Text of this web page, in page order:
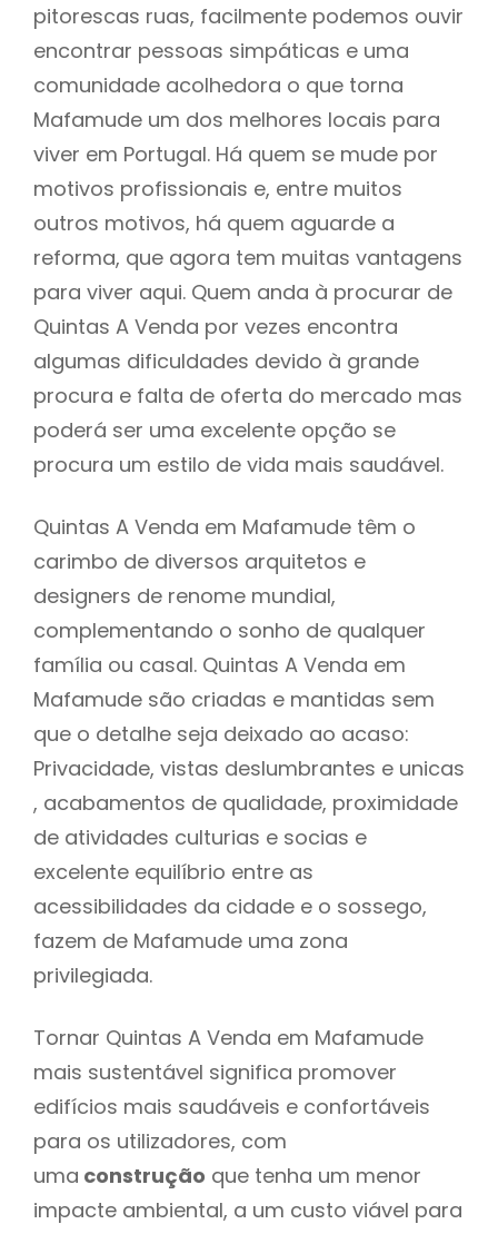
pitorescas ruas, facilmente podemos ouvir
encontrar pessoas simpáticas e uma
comunidade acolhedora o que torna
Mafamude um dos melhores locais para
viver em Portugal. Há quem se mude por
motivos profissionais e, entre muitos
outros motivos, há quem aguarde a
reforma, que agora tem muitas vantagens
para viver aqui. Quem anda à procurar de
Quintas A Venda por vezes encontra
algumas dificuldades devido à grande
procura e falta de oferta do mercado mas
poderá ser uma excelente opção se
procura um estilo de vida mais saudável.
Quintas A Venda em Mafamude têm o
carimbo de diversos arquitetos e
designers de renome mundial,
complementando o sonho de qualquer
família ou casal. Quintas A Venda em
Mafamude são criadas e mantidas sem
que o detalhe seja deixado ao acaso:
Privacidade, vistas deslumbrantes e unicas
, acabamentos de qualidade, proximidade
de atividades culturias e socias e
excelente equilíbrio entre as
acessibilidades da cidade e o sossego,
fazem de Mafamude uma zona
privilegiada.
Tornar Quintas A Venda em Mafamude
mais sustentável significa promover
edifícios mais saudáveis e confortáveis
para os utilizadores, com
uma construção que tenha um menor
impacte ambiental, a um custo viável para